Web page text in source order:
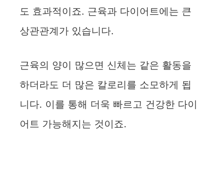
V
d
e
도 효과적이죠. 근육과 다이어트에는 큰
상관관계가 있습니다.
근육의 양이 많으면 신체는 같은 활동을
하더라도 더 많은 칼로리를 소모하게 됩
니다. 이를 통해 더욱 빠르고 건강한 다이
어트 가능해지는 것이죠.